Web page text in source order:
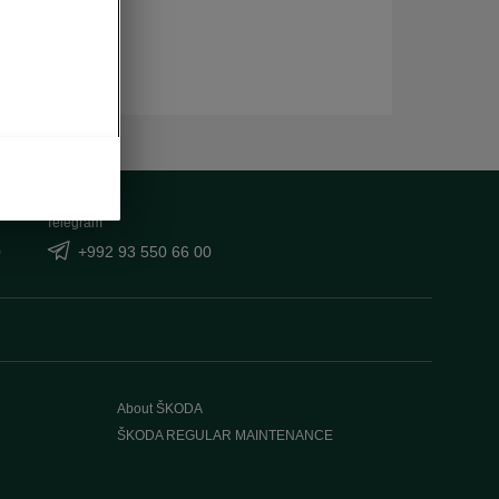
Telegram
+992 93 550 66 00
About ŠKODA
ŠKODA REGULAR MAINTENANCE